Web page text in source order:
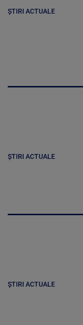
ȘTIRI ACTUALE
ȘTIRI ACTUALE
ȘTIRI ACTUALE